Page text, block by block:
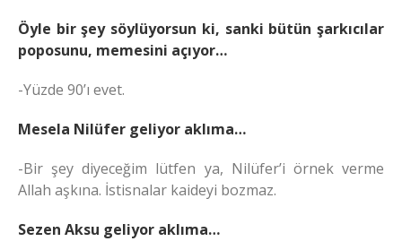
Öyle bir şey söylüyorsun ki, sanki bütün şarkıcılar
poposunu, memesini açıyor…
-Yüzde 90’ı evet.
Mesela Nilüfer geliyor aklıma…
-Bir şey diyeceğim lütfen ya, Nilüfer’i örnek verme
Allah aşkına. İstisnalar kaideyi bozmaz.
Sezen Aksu geliyor aklıma…